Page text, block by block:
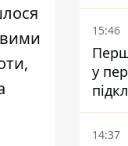
15:46
у
14:37